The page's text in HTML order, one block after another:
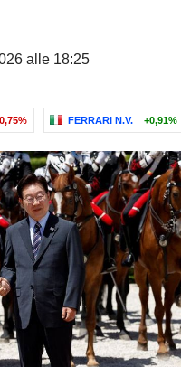
alle 18:25
FERRARI N.V. +0,91%